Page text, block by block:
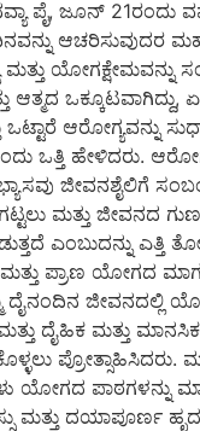
ಪೈ, ಜೂನ್ 21ರಂದು
ಆಚರಿಸುವುದರ
ಮತ್ತು ಯೋಗಕ್ಷೇಮವನ್ನು
ಆತ್ಮದ ಒಕ್ಕೂಟವಾಗಿದ್ದು,
ಆರೋಗ್ಯವನ್ನು
ಒತ್ತಿ ಹೇಳಿದರು.
ಜೀವನಶೈಲಿಗೆ
ಮತ್ತು ಜೀವನದ
ಎಂಬುದನ್ನು ಎತ್ತಿ
ಮತ್ತು ಪ್ರಾಣ ಯೋಗದ
ದೈನಂದಿನ ಜೀವನದಲ್ಲಿ
ದೈಹಿಕ ಮತ್ತು
ಪ್ರೋತ್ಸಾಹಿಸಿದರು.
ಯೋಗದ ಪಾಠಗಳನ್ನು
ಮತ್ತು ದಯಾಪೂರ್ಣ